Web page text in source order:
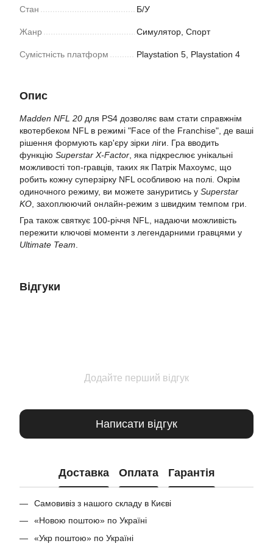
Стан Б/У
Жанр Симулятор, Спорт
Сумістність платформ Playstation 5, Playstation 4
Опис
Madden NFL 20 для PS4 дозволяє вам стати справжнім
квотербеком NFL в режимі "Face of the Franchise", де ваші
рішення формують кар'єру зірки ліги. Гра вводить
функцію Superstar X-Factor , яка підкреслює унікальні
можливості топ-гравців, таких як Патрік Махоумс, що
робить кожну суперзірку NFL особливою на полі. Окрім
одиночного режиму, ви можете зануритись у Superstar
KO , захоплюючий онлайн-режим з швидким темпом гри.
Гра також святкує 100-річчя NFL, надаючи можливість
пережити ключові моменти з легендарними гравцями у
Ultimate Team
Відгуки
Додайте перший відгук
Написати відгук
Доставка Оплата Гарантія
Самовивіз з нашого складу в Києві
«Новою поштою» по Україні
«Укр поштою» по Україні